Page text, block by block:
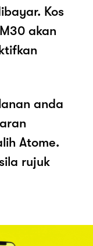
Kos
akan
anda
Atome.
rujuk